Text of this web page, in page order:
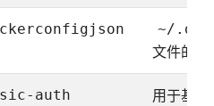
~/
文件的序
auth 用于基